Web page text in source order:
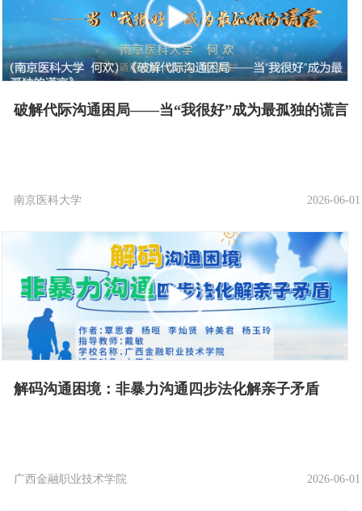
破解代际沟通困局——当“我很好”成为最孤独的谎言
南京医科大学 2026-06-01
解码沟通困境：非暴力沟通四步法化解亲子矛盾
广西金融职业技术学院 2026-06-01